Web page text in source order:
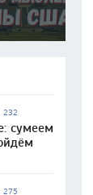
232
сумеем
275